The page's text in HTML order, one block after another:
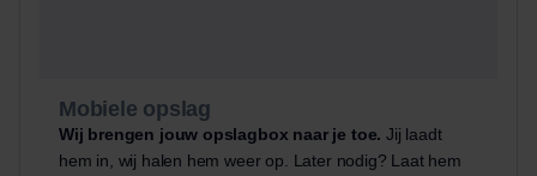
Mobiele opslag
Wij brengen jouw opslagbox naar je toe. Jij laadt
hem in, wij halen hem weer op. Later nodig? Laat hem